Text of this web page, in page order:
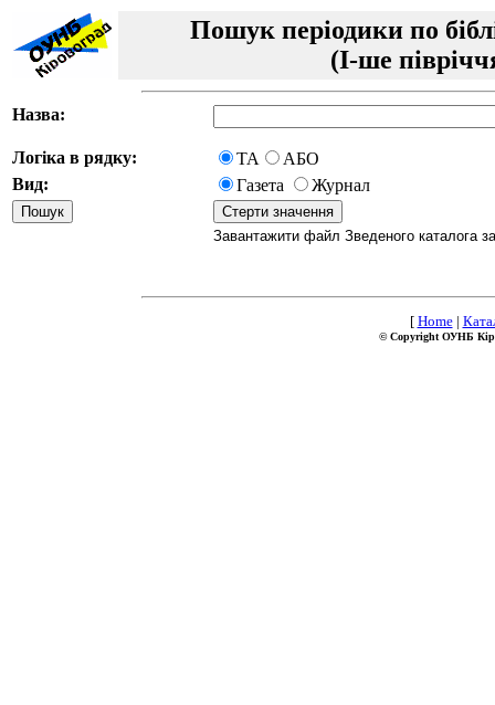
Пошук періодики по
(I-ше
Назва:
Логіка в рядку: ТА
АБО
Вид:
Газета Журнал
Завантажити файл Зведеного каталога за
[ Home|
© Copyright ОУНБ